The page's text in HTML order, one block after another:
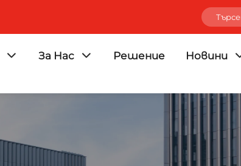
За Нас Решение
Новини